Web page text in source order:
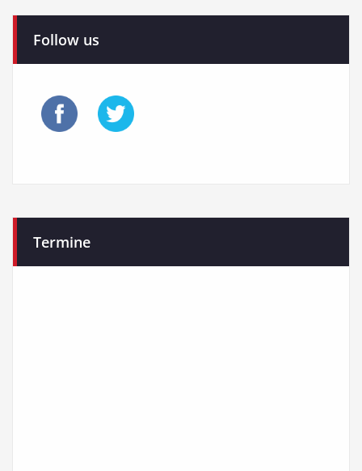
Follow us
Termine